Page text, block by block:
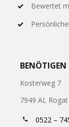
Bewertet
BENÖTIGEN
Kosterweg 7
7949 AL Rogat
0522 –